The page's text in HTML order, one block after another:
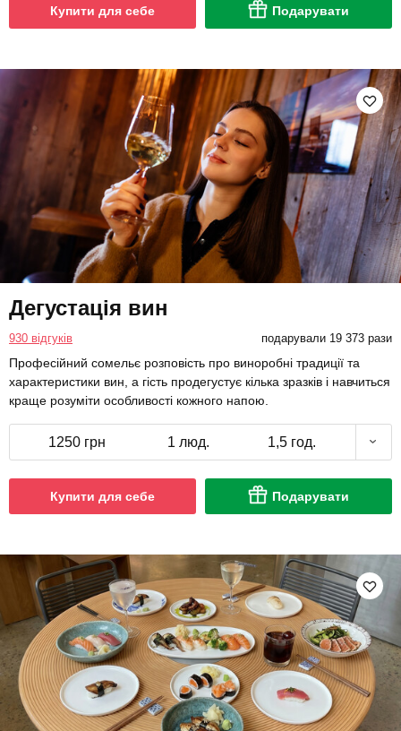
Купити для себе Подарувати
Дегустація вин
930 відгуків подарували 19 373 рази
Професійний сомельє розповість про виноробні традиції та
характеристики вин, а гість продегустує кілька зразків і навчиться
краще розуміти особливості кожного напою.
1250 грн 1 люд. 1,5 год.
Купити для себе Подарувати